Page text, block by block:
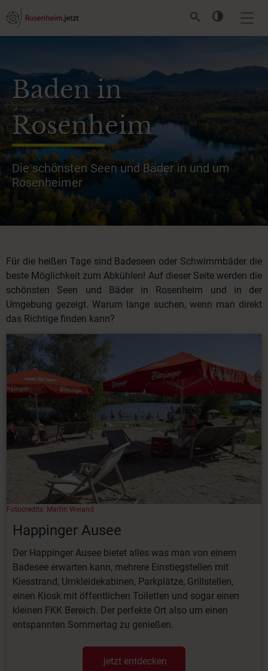
Baden in
Rosenheim
Die schönsten Seen und Bäder in und um
Rosenheimer
Für die heißen Tage sind Badeseen oder Schwimmbäder die
beste Möglichkeit zum Abkühlen! Auf dieser Seite werden die
schönsten Seen und Bäder in Rosenheim und in der
Umgebung gezeigt. Warum lange suchen, wenn man direkt
das Richtige finden kann?
Fotocredits: Martin Weiand
Happinger Ausee
Der Happinger Ausee bietet alles was man von einem
Badesee erwarten kann, mehrere Einstiegstellen mit
Kiesstrand, Umkleidekabinen, Parkplätze, Grillstellen,
einen Kiosk mit öffentlichen Toiletten und sogar einen
kleinen FKK Bereich. Der perfekte Ort also um einen
entspannten Sommertag zu genießen.
.jetzt entdecken